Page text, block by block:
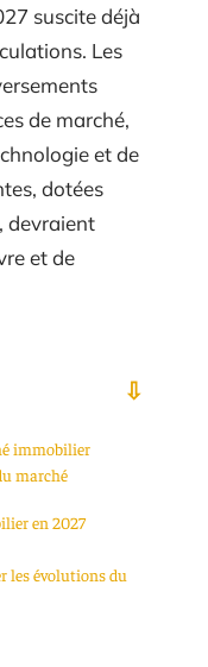
suscite déjà
Les
de marché,
et de
dotées
devraient
et de
immobilier
marché
en 2027
les évolutions du